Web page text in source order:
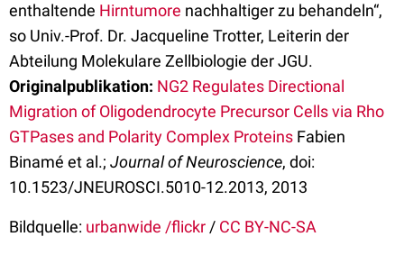
enthaltende Hirntumore nachhaltiger zu behandeln“,
so Univ.-Prof. Dr. Jacqueline Trotter, Leiterin der
Abteilung Molekulare Zellbiologie der JGU.
Originalpublikation: NG2 Regulates Directional
Migration of Oligodendrocyte Precursor Cells via Rho
GTPases and Polarity Complex Proteins Fabien
Binamé et al.; Journal of Neuroscience, doi:
10.1523/JNEUROSCI.5010-12.2013, 2013
Bildquelle: urbanwide /flickr / CC BY-NC-SA